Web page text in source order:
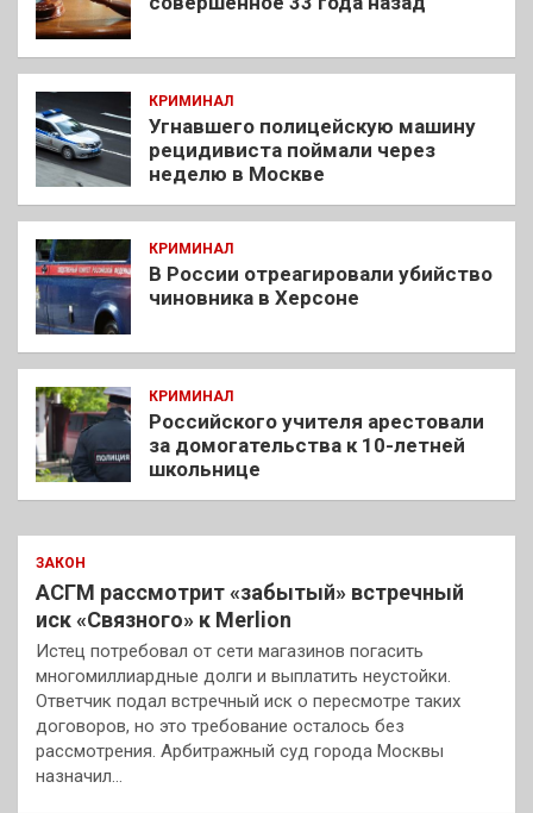
КРИМИНАЛ
Угнавшего полицейскую машину
рецидивиста поймали через
неделю в Москве
КРИМИНАЛ
В России отреагировали убийство
чиновника в Херсоне
КРИМИНАЛ
Российского учителя арестовали
за домогательства к 10-летней
школьнице
ЗАКОН
АСГМ рассмотрит «забытый» встречный
иск «Связного» к Merlion
Истец потребовал от сети магазинов погасить
многомиллиардные долги и выплатить неустойки.
Ответчик подал встречный иск о пересмотре таких
договоров, но это требование осталось без
рассмотрения. Арбитражный суд города Москвы
назначил…